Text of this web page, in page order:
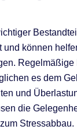
und können
Regelmäßige
es dem
und
die
Stressabbau.